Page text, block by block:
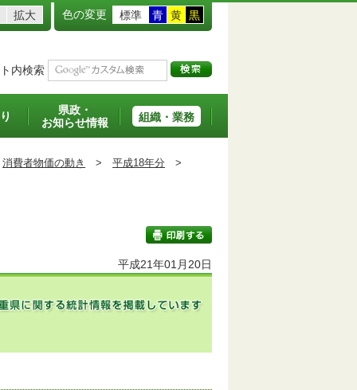
拡大 色の変更 標準 青 黄 黒
内検索
県政・
お知らせ情報
組織・業務
消費者物価の動き > 平成18年分 >
印刷する
平成21年01月20日